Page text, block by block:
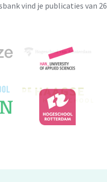
vind je publicaties van 26